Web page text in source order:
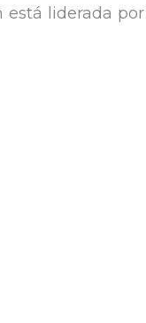
está liderada por